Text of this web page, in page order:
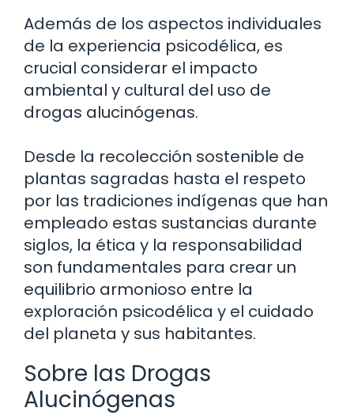
Además de los aspectos individuales
de la experiencia psicodélica, es
crucial considerar el impacto
ambiental y cultural del uso de
drogas alucinógenas.
Desde la recolección sostenible de
plantas sagradas hasta el respeto
por las tradiciones indígenas que han
empleado estas sustancias durante
siglos, la ética y la responsabilidad
son fundamentales para crear un
equilibrio armonioso entre la
exploración psicodélica y el cuidado
del planeta y sus habitantes.
Sobre las Drogas
Alucinógenas